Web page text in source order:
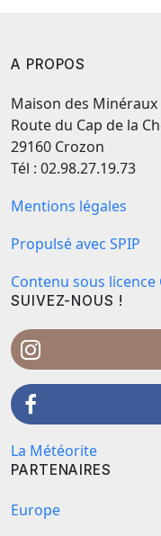
A PROPOS
Maison des Minéraux
Route du Cap de la
29160 Crozon
Tél : 02.98.27.19.73
Mentions légales
Propulsé avec SPIP
Contenu sous licence
SUIVEZ-NOUS !
La Météorite
PARTENAIRES
Europe